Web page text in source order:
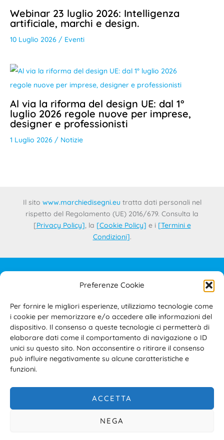
Preferenze Cookie
Per fornire le migliori esperienze, utilizziamo tecnologie come
i cookie per memorizzare e/o accedere alle informazioni del
dispositivo. Il consenso a queste tecnologie ci permetterà di
elaborare dati come il comportamento di navigazione o ID
unici su questo sito. Non acconsentire o ritirare il consenso
può influire negativamente su alcune caratteristiche e
funzioni.
ACCETTA
NEGA
Webinar 23 luglio 2026: Intelligenza
artificiale, marchi e design.
10 Luglio 2026 / Eventi
Al via la riforma del design UE: dal 1°
luglio 2026 regole nuove per imprese,
designer e professionisti
1 Luglio 2026 / Notizie
Il sito www.marchiedisegni.eu tratta dati personali nel
rispetto del Regolamento (UE) 2016/679. Consulta la
[Privacy Policy], la [Cookie Policy] e i [Termini e
Condizioni].
IL PROGETTO
PRIVACY POLICY
COOKIE POLICY
TERMINI E CONDIZIONI D’USO DEL SITO E DELL’AREA
RISERVATA
ACCESSIBILITÀ